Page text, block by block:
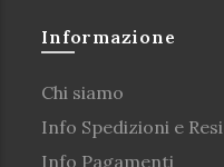
Informazione
Chi siamo
Info Spedizioni e Resi
Info Pagamenti